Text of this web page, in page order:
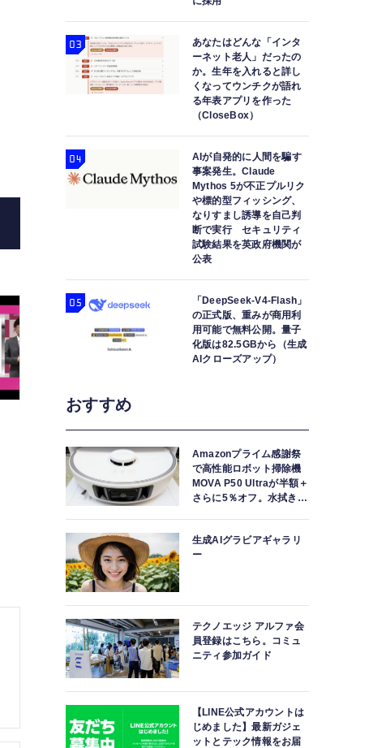
楽天悲願のプラチナバンド、三木谷社長が発射。
あなたはどんな「インタ
ーネット老人」だったの
か。生年を入れると詳し
くなってウンチクが語れ
る年表アプリを作った
（CloseBox）
AIが自発的に人間を騙す
事案発生。Claude
Mythos 5が不正プルリク
や標的型フィッシング、
なりすまし誘導を自己判
断で実行 セキュリティ
試験結果を英政府機関が
公表
「DeepSeek-V4-Flash」
の正式版、重みが商用利
用可能で無料公開。量子
化版は82.5GBから（生成
AIクローズアップ）
おすすめ
Amazonプライム感謝祭
で高性能ロボット掃除機
MOVA P50 Ultraが半額＋
さらに5％オフ。水拭きモ
生成AIグラビアギャラリ
ー
テクノエッジ アルファ会
員登録はこちら。コミュ
ニティ参加ガイド
【LINE公式アカウントは
じめました】最新ガジェ
ットとテック情報をお届